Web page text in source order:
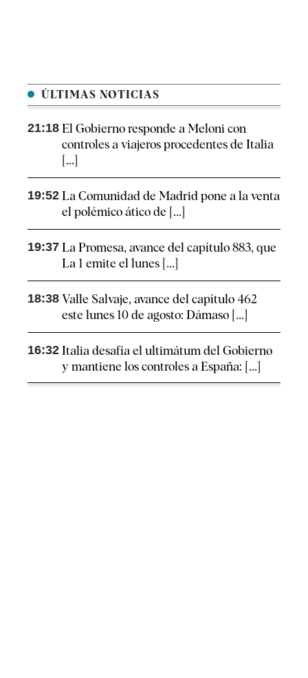
ÚLTIMAS NOTICIAS
21:18 El Gobierno responde a Meloni con
controles a viajeros procedentes de Italia
[...]
19:52 La Comunidad de Madrid pone a la venta
el polémico ático de [...]
19:37 La Promesa, avance del capítulo 883, que
La 1 emite el lunes [...]
18:38 Valle Salvaje, avance del capítulo 462
este lunes 10 de agosto: Dámaso [...]
16:32 Italia desafía el ultimátum del Gobierno
y mantiene los controles a España: [...]